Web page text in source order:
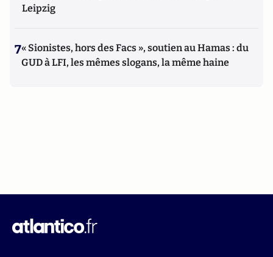
Leipzig
7« Sionistes, hors des Facs », soutien au Hamas : du
GUD à LFI, les mêmes slogans, la même haine